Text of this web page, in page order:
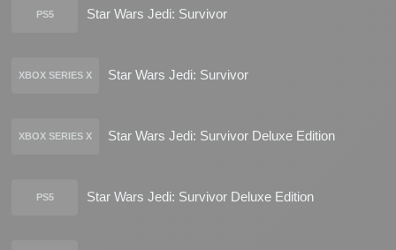
PS5 Star Wars Jedi: Survivor
XBOX SERIES X Star Wars Jedi: Survivor
XBOX SERIES X Star Wars Jedi: Survivor Deluxe Edition
PS5 Star Wars Jedi: Survivor Deluxe Edition